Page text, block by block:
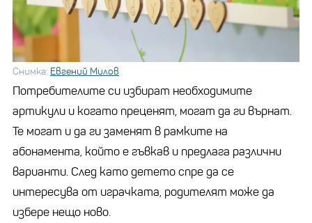
Снимка: Евгений Милов
Потребителите си избират необходимите
артикули и когато преценят, могат да ги върнат.
Те могат и да ги заменят в рамките на
абонамента, който е гъвкав и предлага различни
варианти. След като детето спре да се
интересува от играчката, родителят може да
избере нещо ново.